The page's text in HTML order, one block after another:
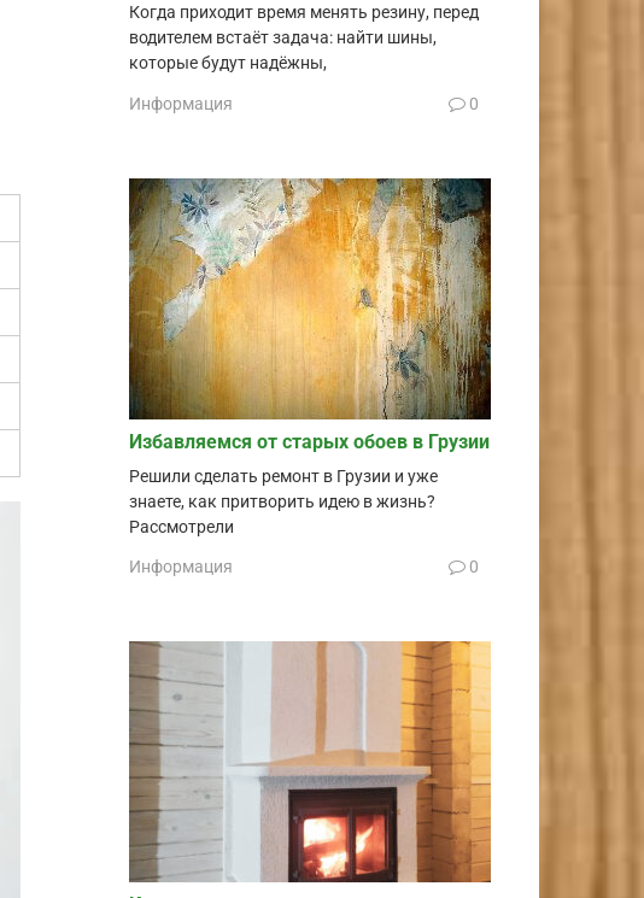
Когда приходит время менять резину, перед
водителем встаёт задача: найти шины,
которые будут надёжны,
Информация 0
Избавляемся от старых обоев в Грузии
Решили сделать ремонт в Грузии и уже
знаете, как притворить идею в жизнь?
Рассмотрели
Информация 0